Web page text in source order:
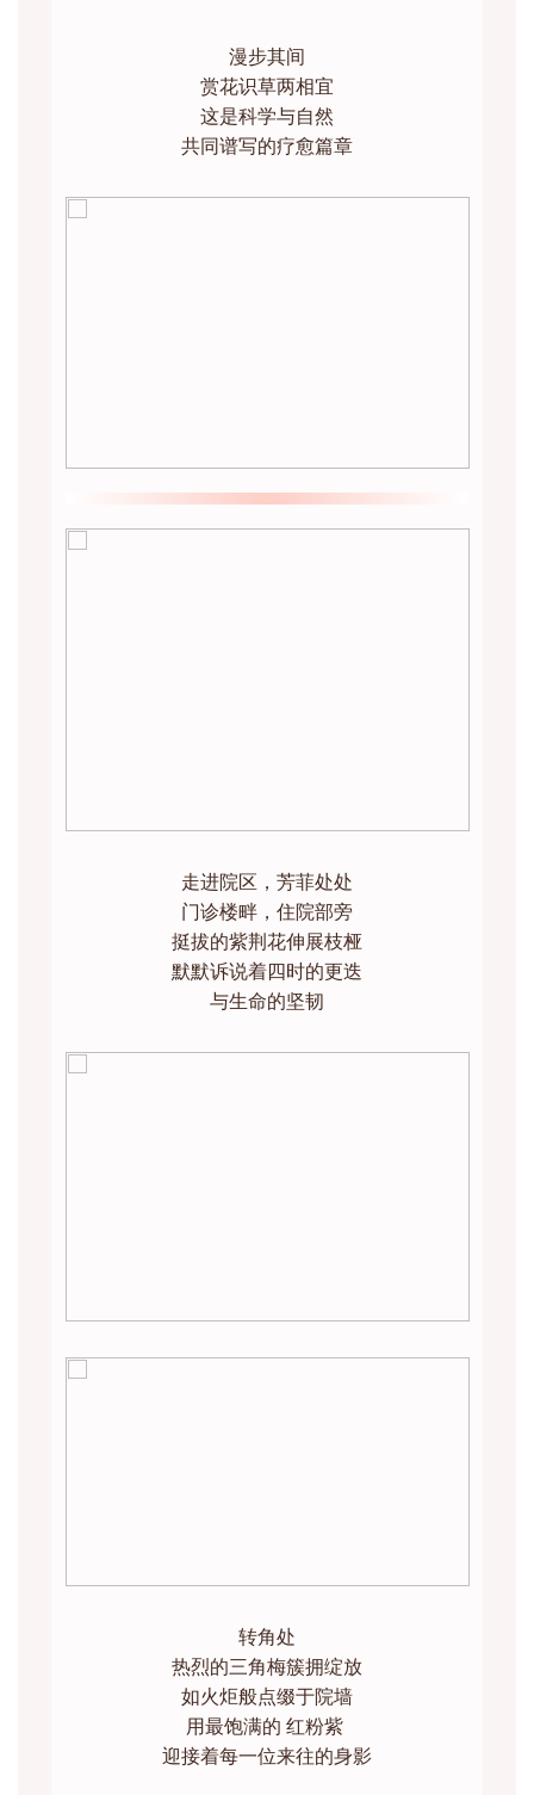
漫步其间
赏花识草两相宜
这是科学与自然
共同谱写的疗愈篇章
走进院区，芳菲处处
门诊楼畔，住院部旁
挺拔的紫荆花伸展枝桠
默默诉说着四时的更迭
与生命的坚韧
转角处
热烈的三角梅簇拥绽放
如火炬般点缀于院墙
用最饱满的 红粉紫
迎接着每一位来往的身影